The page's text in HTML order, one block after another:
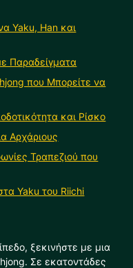
Yaku, Han και
Παραδείγματα
που Μπορείτε να
και Ρίσκο
Αρχάριους
Τραπεζιού που
Yaku του Riichi
ξεκινήστε με μια
Σε εκατοντάδες